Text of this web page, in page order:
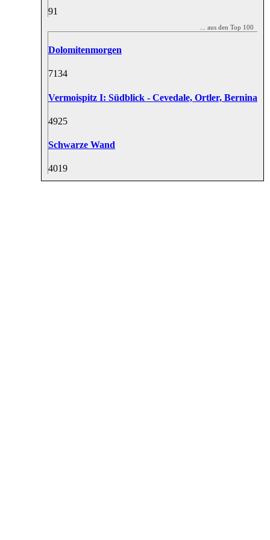
91
... aus den Top 100
Dolomitenmorgen
7134
Vermoispitz I: Südblick - Cevedale, Ortler, Bernina
4925
Schwarze Wand
4019